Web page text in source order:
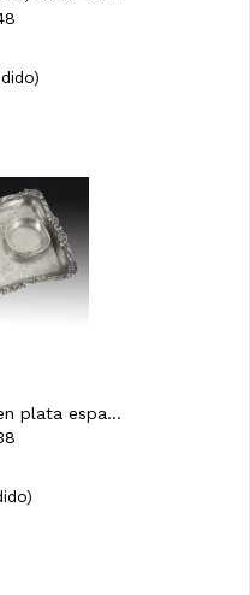
Bandeja de escribanía en plata española, siglo XIX...